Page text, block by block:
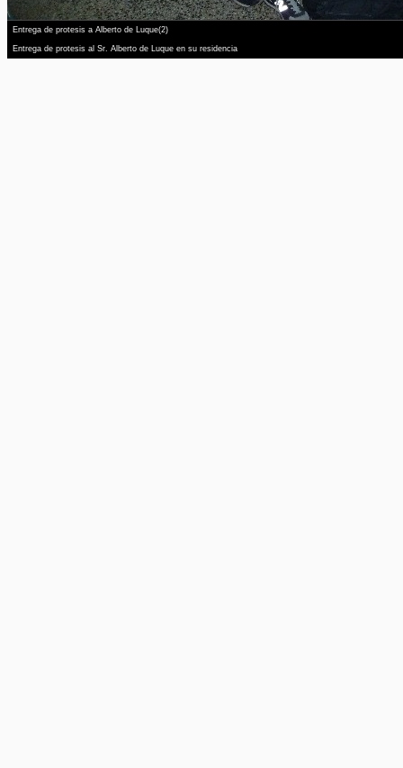
Entrega de protesis a Alberto de Luque(2)
Entrega de protesis al Sr. Alberto de Luque en su residencia